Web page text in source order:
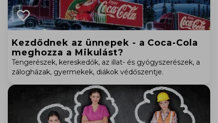
Kezdődnek az ünnepek - a Coca-Cola
meghozza a Mikulást?
Tengerészek, kereskedők, az illat- és gyógyszerészek, a
zálogházak, gyermekek, diákok védőszentje.